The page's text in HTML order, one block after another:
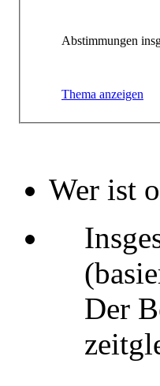
Abstimmungen
Thema anzeigen
Wer ist
Der